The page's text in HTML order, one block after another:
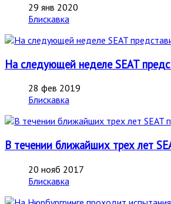
29 янв 2020
Блискавка
На следующей неделе SEAT
28 фев 2019
Блискавка
В течении ближайших трех лет
20 нояб 2017
Блискавка